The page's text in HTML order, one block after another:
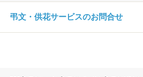
弔文・供花サービスのお問合せ